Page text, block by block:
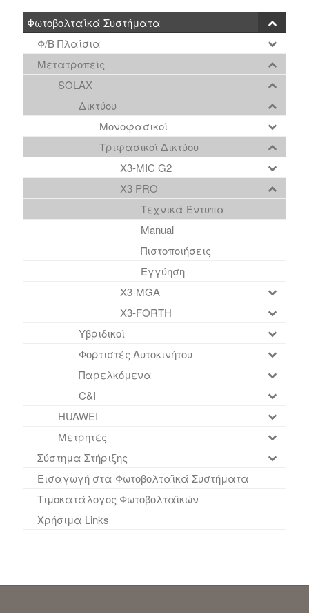
Φωτοβολταϊκά Συστήματα
Φ/Β Πλαίσια
Μετατροπείς
SOLAX
Δικτύου
Μονοφασικοί
Τριφασικοί Δικτύου
X3-MIC G2
X3 PRO
Τεχνικά Έντυπα
Manual
Πιστοποιήσεις
Εγγύηση
X3-MGA
X3-FORTH
Υβριδικοί
Φορτιστές Αυτοκινήτου
Παρελκόμενα
C&I
HUAWEI
Μετρητές
Σύστημα Στήριξης
Εισαγωγή στα Φωτοβολταϊκά Συστήματα
Τιμοκατάλογος Φωτοβολταϊκών
Χρήσιμα Links